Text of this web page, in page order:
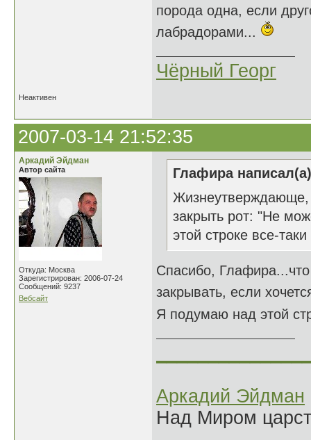
порода одна, если
лабрадорами...
Чёрный Георг
Неактивен
2007-03-14 21:52:35
Аркадий Эйдман
Автор сайта
Откуда: Москва
Зарегистрирован: 2006-07-24
Сообщений: 9237
Вебсайт
Глафира
Жизнеутверждающе,
закрыть рот: "Не
этой строке все-
Спасибо,
закрывать, если
Я подумаю над этой
Аркадий Эйдман
Над Миром